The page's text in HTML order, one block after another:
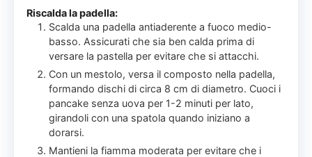
Riscalda la padella:
Scalda una padella antiaderente a fuoco medio-
basso. Assicurati che sia ben calda prima di
versare la pastella per evitare che si attacchi.
Con un mestolo, versa il composto nella padella,
formando dischi di circa 8 cm di diametro. Cuoci i
pancake senza uova per 1-2 minuti per lato,
girandoli con una spatola quando iniziano a
dorarsi.
Mantieni la fiamma moderata per evitare che i